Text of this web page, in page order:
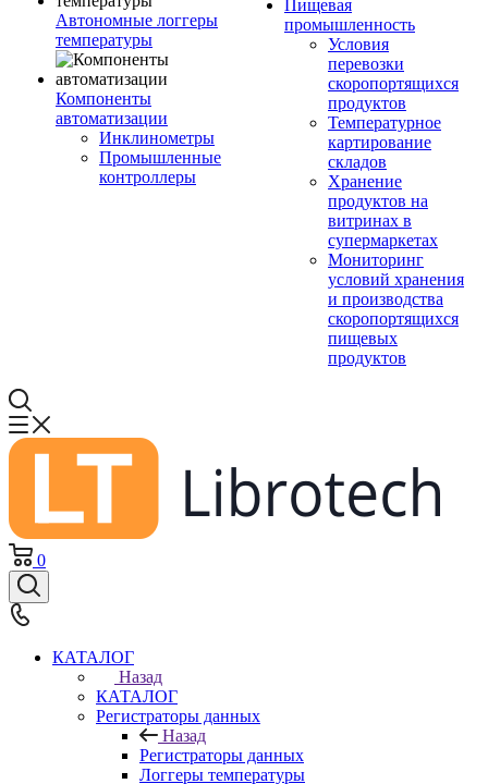
Автономные логгеры
температуры
Компоненты
автоматизации
Инклинометры
Промышленные
контроллеры
Пищевая
промышленность
Условия
перевозки
скоропортящихся
продуктов
Температурное
картирование
складов
Хранение
продуктов на
витринах в
супермаркетах
Мониторинг
условий хранения
и производства
скоропортящихся
пищевых
продуктов
0
КАТАЛОГ
Назад
КАТАЛОГ
Регистраторы данных
Назад
Регистраторы данных
Логгеры температуры